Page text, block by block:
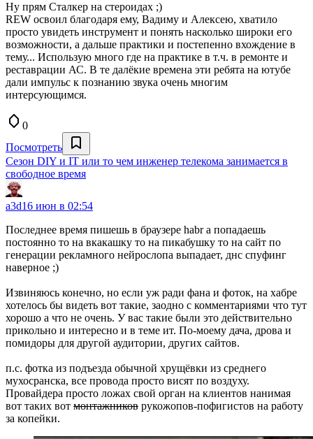
Ну прям Сталкер на стероидах ;)
REW освоил благодаря ему, Вадиму и Алексею, хватило
просто увидеть инструмент и понять насколько широки его
возможности, а дальше практики и постепенно вхождение в
тему... Использую много где на практике в т.ч. в ремонте и
реставрации АС. В те далёкие времена эти ребята на ютубе
дали импульс к познанию звука очень многим
интерсующимся.
0
Посмотреть
Сезон DIY и IT или то чем инженер телекома занимается в
свободное время
a3d16 июн в 02:54
Последнее время пишешь в браузере habr а попадаешь
постоянно то на вкакашку то на пикабушку то на сайт по
генерации рекламного нейрослопа выпадает, днс спуфинг
наверное ;)
Извиняюсь конечно, но если уж ради фана и фоток, на хабре
хотелось бы видеть вот такие, заодно с комментариями что тут
хорошо а что не очень. У вас такие были это действительно
прикольно и интересно и в теме ит. По-моему дача, дрова и
помидоры для другой аудитории, других сайтов.
п.с. фотка из подъезда обычной хрущёвки из среднего
мухосранска, все провода просто висят по воздуху.
Провайдера просто ложах свой орган на клиентов нанимая
вот таких вот монтажников рукожопов-пофигистов на работу
за копейки.